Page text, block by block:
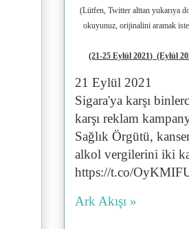
(Lütfen, Twitter alttan yukarıya
okuyunuz, orijinalini aramak
(21-25 Eylül 2021) (Eylül
21 Eylül 2021
Sigara'ya karşı
karşı reklam
Sağlık Örgütü,
alkol vergilerini iki
https://t.co/
Ark Akışı »